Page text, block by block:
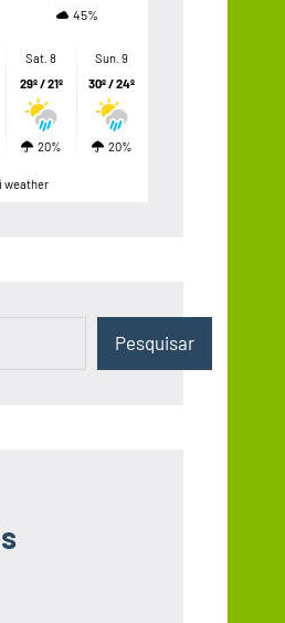
45%
Sat. 8
29º / 21º
20%
Sun. 9
30º / 24º
20%
weather
Pesquisar